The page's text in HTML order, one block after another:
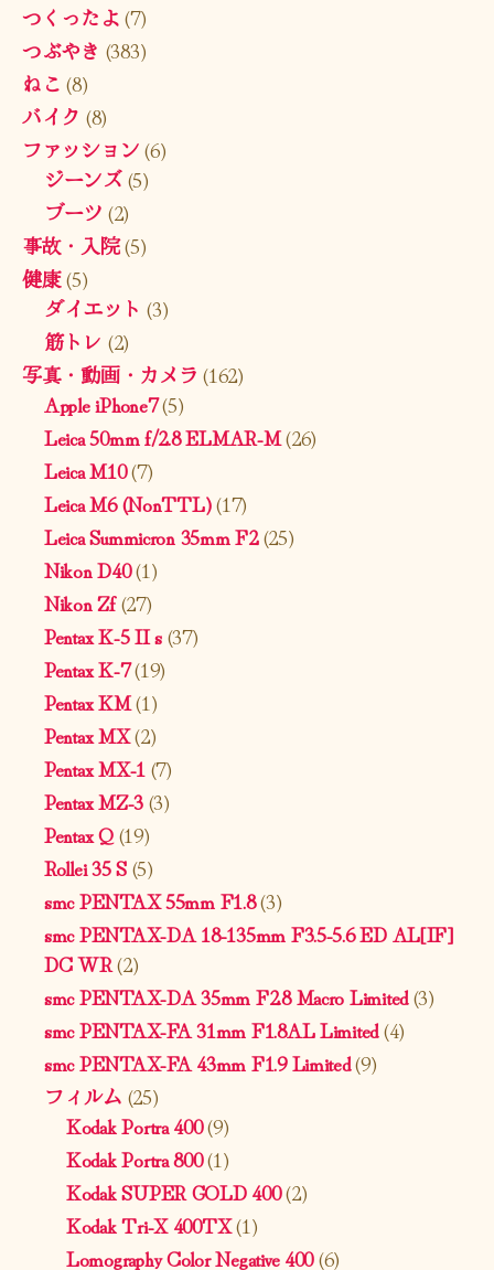
つくったよ(7)
つぶやき (383)
ねこ (8)
バイク (8)
ファッション(6)
ジーンズ(5)
ブーツ (2)
事故・入院(5)
健康(5)
ダイエット (3)
筋トレ (2)
写真・動画・カメラ (162)
Apple iPhone7(5)
Leica 50mm f/2.8 ELMAR-M(26)
Leica M10(7)
Leica M6 (NonTTL)(17)
Leica Summicron 35mm F2(25)
Nikon D40(1)
Nikon Zf(27)
Pentax K-5 II s(37)
Pentax K-7(19)
Pentax KM(1)
Pentax MX(2)
Pentax MX-1 (7)
Pentax MZ-3(3)
Pentax Q(19)
Rollei 35 S(5)
smc PENTAX 55mm F1.8(3)
smc PENTAX-DA 18-135mm F3.5-5.6 ED AL[IF]
DC WR(2)
smc PENTAX-DA 35mm F2.8 Macro Limited(3)
smc PENTAX-FA 31mm F1.8AL Limited(4)
smc PENTAX-FA 43mm F1.9 Limited(9)
フィルム (25)
Kodak Portra 400(9)
Kodak Portra 800(1)
Kodak SUPER GOLD 400(2)
Kodak Tri-X 400TX(1)
Lomography Color Negative 400(6)